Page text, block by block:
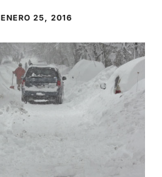
ENERO 25, 2016